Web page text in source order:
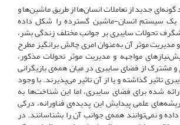
گونه‌ای جدید از تعاملات انسان‌ها از طریق ماشین‌ها و
یک سیستم انسان-ماشین گسترده را شکل داده
تحولات سایبری بر جوانب مختلف زندگی بشر،
مدیریت موثر آن به‌عنوان امری چالش برانگیز مطرح
مواجهه و مدیریت موثر تحولات مذکور،
از فضای سایبری در میان همه‌ی بازیگرانی
تاثیر گذاشته و یا از آن تاثیر می‌پذیرند. با وجود
شده برای فضای سایبری، اما این شناخت‌ها به
علمی پیدایش این پدیده‌ی فناورانه، درکی
و نمی‌توانند همه‌ی جوانب آن را بشناسانند. در